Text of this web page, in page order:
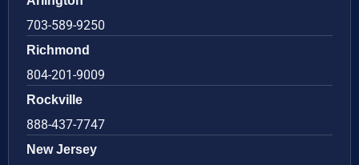
703-589-9250
Richmond
804-201-9009
Rockville
888-437-7747
New Jersey